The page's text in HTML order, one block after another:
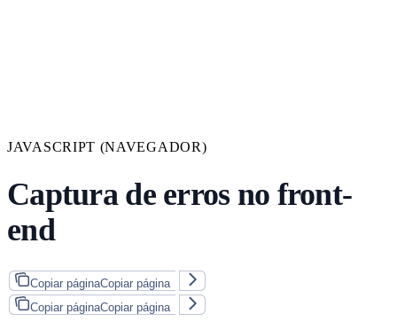
JAVASCRIPT (NAVEGADOR)
Captura de erros no front-
end
Copiar páginaCopiar página
Copiar páginaCopiar página